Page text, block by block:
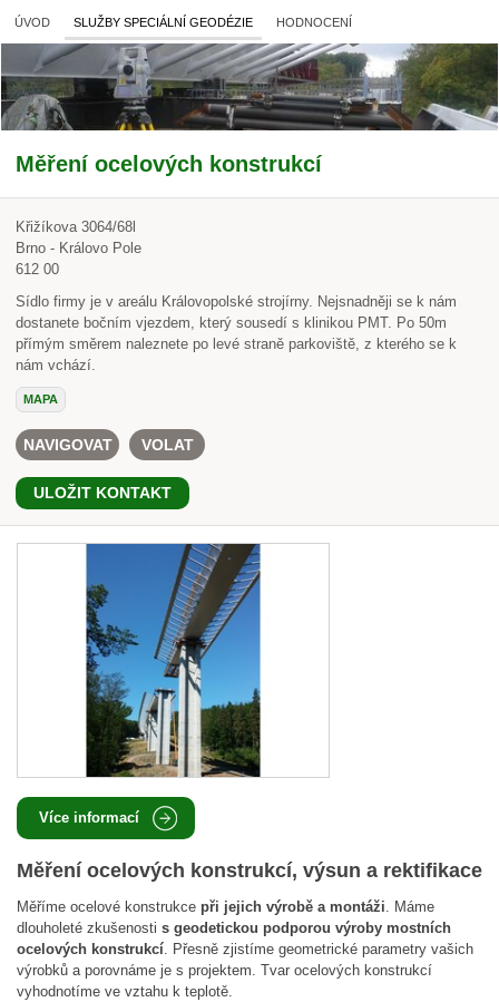
ÚVOD SLUŽBY SPECIÁLNÍ GEODÉZIE HODNOCENÍ
Měření ocelových konstrukcí
Křižíkova 3064/68l
Brno - Královo Pole
612 00
Sídlo firmy je v areálu Královopolské strojírny. Nejsnadněji se k nám
dostanete bočním vjezdem, který sousedí s klinikou PMT. Po 50m
přímým směrem naleznete po levé straně parkoviště, z kterého se k
nám vchází.
MAPA
NAVIGOVAT VOLAT
ULOŽIT KONTAKT
Více informací
Měření ocelových konstrukcí, výsun a rektifikace
Měříme ocelové konstrukce při jejich výrobě a montáži. Máme
dlouholeté zkušenosti s geodetickou podporou výroby mostních
ocelových konstrukcí. Přesně zjistíme geometrické parametry vašich
výrobků a porovnáme je s projektem. Tvar ocelových konstrukcí
vyhodnotíme ve vztahu k teplotě.